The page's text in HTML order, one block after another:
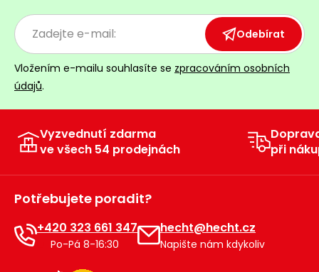
Odebírat
Vložením e-mailu souhlasíte se zpracováním osobních
údajů.
Vyzvednutí zdarma
ve všech 54 prodejnách
při
Potřebujete poradit?
+420 323 661 347
Po-Pá 8-16:30
hecht@hecht.cz
Napište nám kdykoliv